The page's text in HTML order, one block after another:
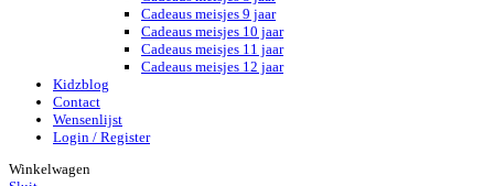
Cadeaus meisjes 9 jaar
Cadeaus meisjes 10 jaar
Cadeaus meisjes 11 jaar
Cadeaus meisjes 12 jaar
Kidzblog
Contact
Wensenlijst
Login / Register
Winkelwagen